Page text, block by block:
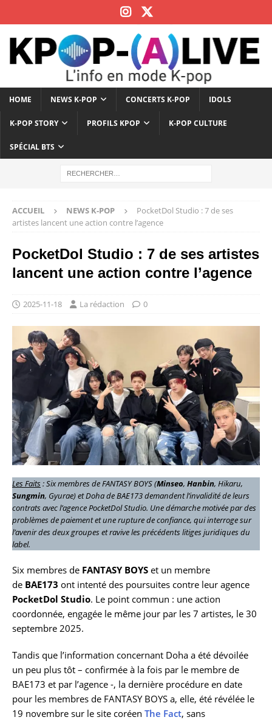
HOME NEWS K-POP CONCERTS K-POP IDOLS
K-POP STORY PROFILS KPOP K-POP CULTURE
SPÉCIAL BTS
ACCUEIL NEWS K-POP
PocketDol Studio : 7 de ses
artistes lancent une action contre l’agence
PocketDol Studio : 7 de ses artistes
lancent une action contre l’agence
2025-11-18 La rédaction 0
Les Faits: Six membres de FANTASY BOYS (Minseo, Hanbin, Hikaru,
Sungmin, Gyurae) et Doha de BAE173 demandent l’invalidité de leurs
contrats avec l’agence PocketDol Studio. Une démarche motivée par des
problèmes de paiement et une rupture de confiance, qui interroge sur
l’avenir des deux groupes et ravive les précédents litiges juridiques du
label.
Six membres de FANTASY BOYS et un membre
de BAE173 ont intenté des poursuites contre leur agence
PocketDol Studio. Le point commun : une action
coordonnée, engagée le même jour par les 7 artistes, le 30
septembre 2025.
Tandis que l’information concernant Doha a été dévoilée
un peu plus tôt – confirmée à la fois par le membre de
BAE173 et par l’agence -, la dernière procédure en date
pour les membres de FANTASY BOYS a, elle, été révélée le
19 novembre sur le site coréen The Fact, sans